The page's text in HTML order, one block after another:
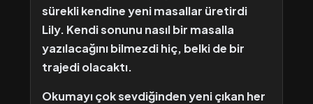
sürekli kendine yeni masallar üretirdi
Lily. Kendi sonunu nasıl bir masalla
yazılacağını bilmezdi hiç, belki de bir
trajedi olacaktı.
Okumayı çok sevdiğinden yeni çıkan her